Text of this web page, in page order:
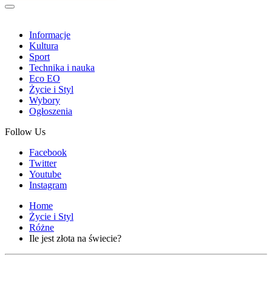
Informacje
Kultura
Sport
Technika i nauka
Eco EO
Życie i Styl
Wybory
Ogłoszenia
Follow Us
Facebook
Twitter
Youtube
Instagram
Home
Życie i Styl
Różne
Ile jest złota na świecie?